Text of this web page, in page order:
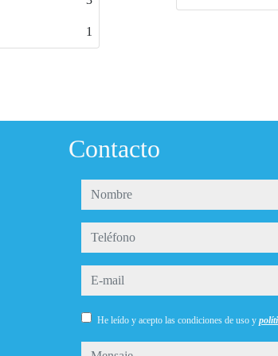
Contacto
nombre
teléfono
e-mail
He leído y acepto las condiciones de uso y
mensaje